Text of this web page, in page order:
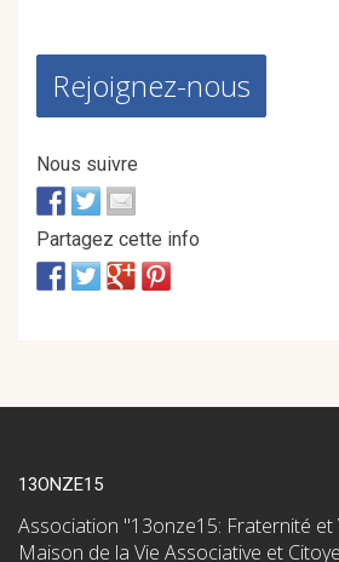
Rejoignez-nous
Nous suivre
Partagez cette info
13ONZE15
Association "13onze15: Fraternité et
Maison de la Vie Associative et